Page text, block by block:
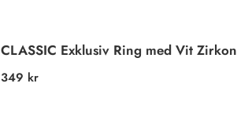
CLASSIC Exklusiv Ring med Vit Zirkon
Ordinarie
349 kr